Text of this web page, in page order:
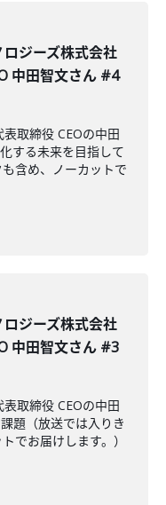
ジーズ株式会社
中田智文さん #4
取締役 CEOの中田
する未来を目指して
含め、ノーカットで
ジーズ株式会社
中田智文さん #3
取締役 CEOの中田
題（放送では入りき
でお届けします。）